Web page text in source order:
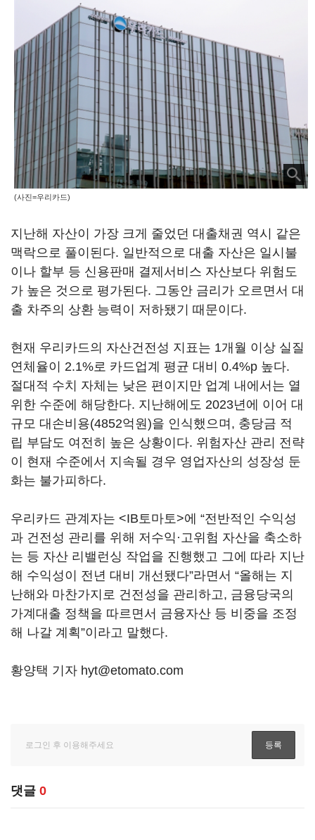
(사진=우리카드)
지난해 자산이 가장 크게 줄었던 대출채권 역시 같은
맥락으로 풀이된다. 일반적으로 대출 자산은 일시불
이나 할부 등 신용판매 결제서비스 자산보다 위험도
가 높은 것으로 평가된다. 그동안 금리가 오르면서 대
출 차주의 상환 능력이 저하됐기 때문이다.
현재 우리카드의 자산건전성 지표는 1개월 이상 실질
연체율이 2.1%로 카드업계 평균 대비 0.4%p 높다.
절대적 수치 자체는 낮은 편이지만 업계 내에서는 열
위한 수준에 해당한다. 지난해에도 2023년에 이어 대
규모 대손비용(4852억원)을 인식했으며, 충당금 적
립 부담도 여전히 높은 상황이다. 위험자산 관리 전략
이 현재 수준에서 지속될 경우 영업자산의 성장성 둔
화는 불가피하다.
우리카드 관계자는 <IB토마토>에 “전반적인 수익성
과 건전성 관리를 위해 저수익·고위험 자산을 축소하
는 등 자산 리밸런싱 작업을 진행했고 그에 따라 지난
해 수익성이 전년 대비 개선됐다”라면서 “올해는 지
난해와 마찬가지로 건전성을 관리하고, 금융당국의
가계대출 정책을 따르면서 금융자산 등 비중을 조정
해 나갈 계획”이라고 말했다.
황양택 기자 hyt@etomato.com
댓글 0